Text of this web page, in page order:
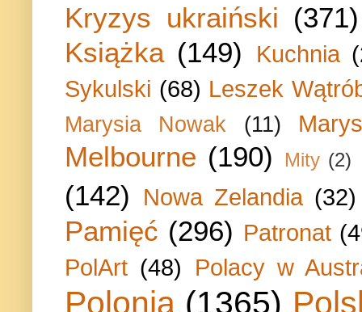
Kryzys ukraiński (371)
Książka (149) Kuchnia
Sykulski (68) Leszek
Marysia Nowak (11)
Melbourne (190) Mity (2)
(142) Nowa Zelandia (32)
Pamięć (296) Patronat
PolArt (48) Polacy w
Polonia (1365)